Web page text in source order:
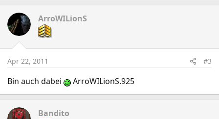
ArroWILionS
Apr 22, 2011 #3
Bin auch dabei ArroWILionS.925
Bandito